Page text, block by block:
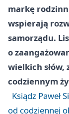
markę
wspierają
samorządu.
o
wielkich słów,
codziennym
Ksiądz Paweł
od codziennej